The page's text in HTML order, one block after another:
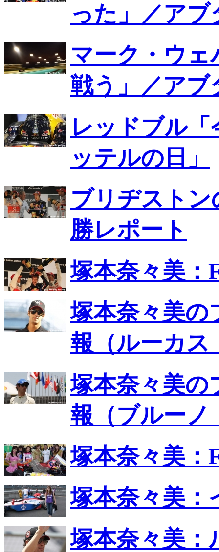
った」／アブ
マーク・ウ
戦う」／アブ
レッドブル
ッテルの日」
ブリヂストン
勝レポート
塚本奈々美：
塚本奈々美の
報（ルーカス
塚本奈々美の
報（ブルーノ
塚本奈々美：
塚本奈々美：
塚本奈々美：